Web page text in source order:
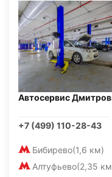
Автосервис
+7 (499) 110-28-43
Бибирево(1,6 км)
Алтуфьево(2,35